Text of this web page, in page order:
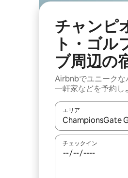
チャンピ
ト・ゴル
ブ⁠周⁠辺⁠の
Airbnbでユニークな
一⁠軒⁠家な⁠ど⁠を予⁠約⁠し⁠
エリア
検索結果が表示され
チェックイン